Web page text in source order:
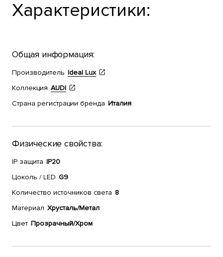
Характеристики:
Общая информация:
Производитель Ideal Lux
Коллекция AUDI
Страна регистрации бренда Италия
Физические свойства:
IP защита IP20
Цоколь / LED G9
Количество источников света 8
Материал Хрусталь/Метал
Цвет Прозрачный/Хром